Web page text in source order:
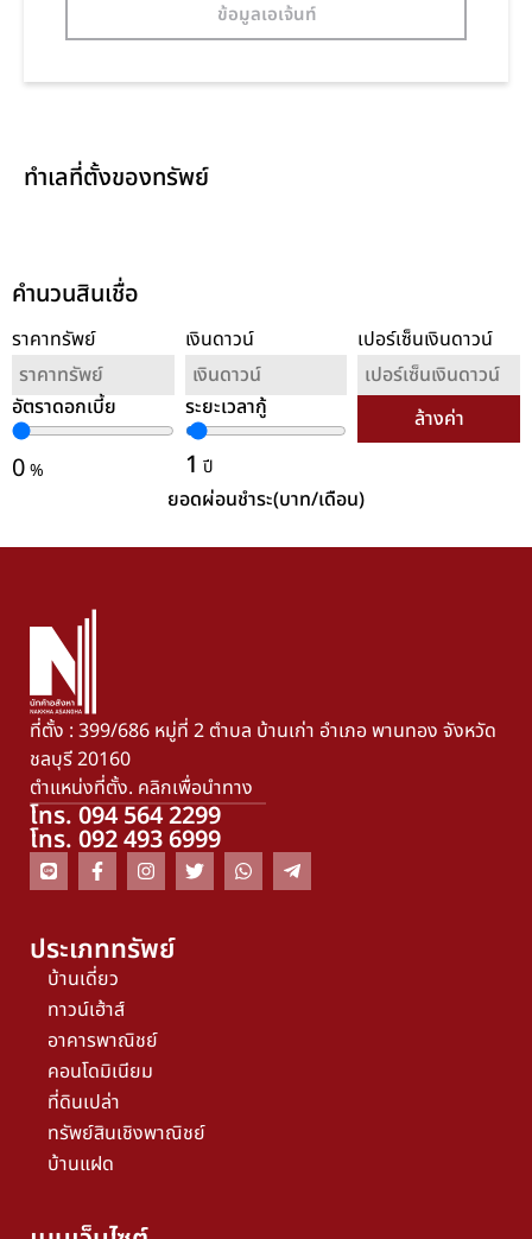
ข้อมูลเอเจ้นท์
ทำเลที่ตั้งของทรัพย์
คำนวนสินเชื่อ
ราคาทรัพย์ เงินดาวน์ เปอร์เซ็นเงินดาวน์
อัตราดอกเบี้ย
0%
ระยะเวลากู้
1 ปี
ล้างค่า
ยอดผ่อนชำระ(บาท/เดือน)
ที่ตั้ง : 399/686 หมู่ที่ 2 ตำบล บ้านเก่า อำเภอ พานทอง จังหวัด
ชลบุรี 20160
ตำแหน่งที่ตั้ง. คลิกเพื่อนำทาง
โทร. 094 564 2299
โทร. 092 493 6999
ประเภททรัพย์
บ้านเดี่ยว
ทาวน์เฮ้าส์
อาคารพาณิชย์
คอนโดมิเนียม
ที่ดินเปล่า
ทรัพย์สินเชิงพาณิชย์
บ้านแฝด